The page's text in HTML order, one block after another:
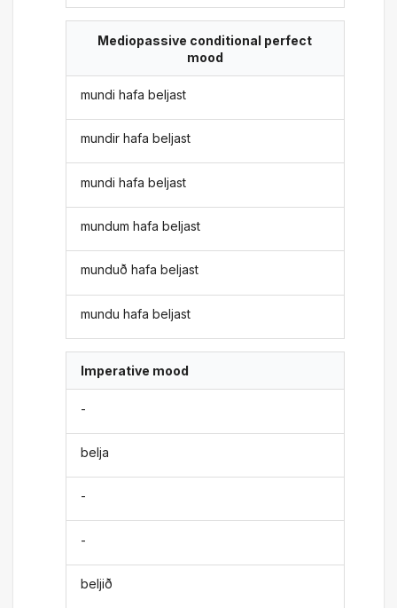
Mediopassive conditional perfect
mood
mundi hafa beljast
mundir hafa beljast
mundi hafa beljast
mundum hafa beljast
munduð hafa beljast
mundu hafa beljast
Imperative mood
-
belja
-
-
beljið